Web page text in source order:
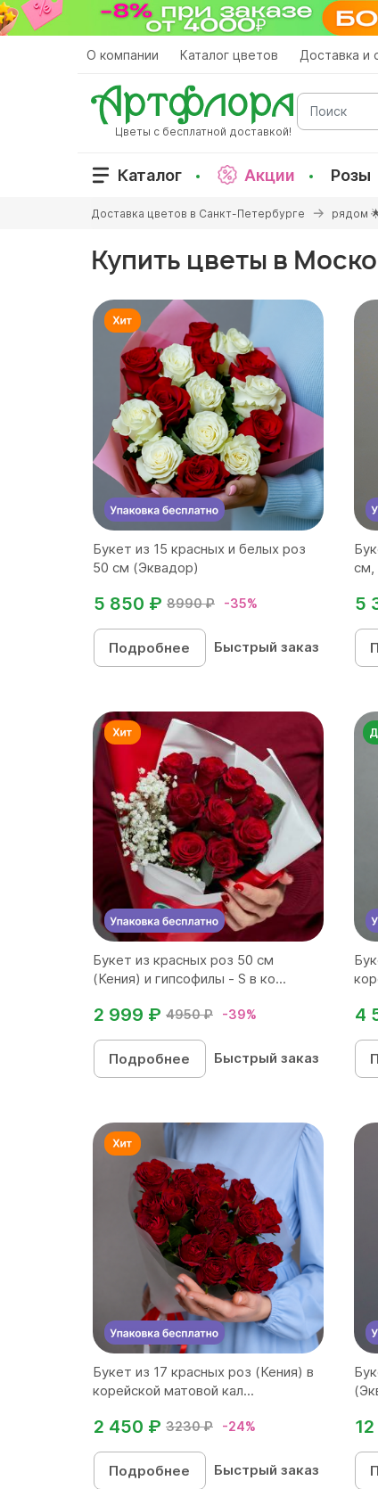
Перейти
к
О компании Каталог цветов Доставка и
Цветы с бесплатной доставкой!
Поиск
Каталог Акции Розы
здесь
Доставка цветов в Санкт-Петербурге рядом
Купить цветы в
Букет из 15 красных и белых роз
50 см (Эквадор)
8990 ₽ -35%
5 850 ₽
Подробнее Быстрый заказ
см,
5
Букет из красных роз 50 см
(Кения) и гипсофилы - S в ко...
4950 ₽ -39%
2 999 ₽
Подробнее Быстрый заказ
4
Букет из 17 красных роз (Кения) в
корейской матовой кал...
3230 ₽ -24%
2 450 ₽
Подробнее Быстрый заказ